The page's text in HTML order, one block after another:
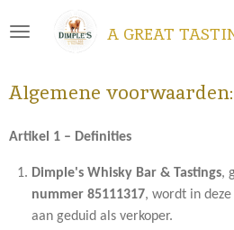
direct
de
hoofdinhoud
A GREAT
Algemene voorwaarden:
Artikel 1 – Definities
Dimple's Whisky Bar & Tastings,
nummer 85111317, wordt in
aan geduid als verkoper.